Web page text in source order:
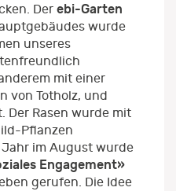
Der ebi-Garten
wurde
unseres
mit einer
von Totholz, und
Der Rasen wurde mit
Pflanzen
im August wurde
Engagement»
gerufen. Die Idee